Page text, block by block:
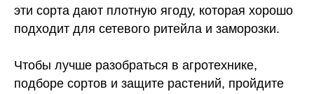
эти сорта дают плотную ягоду, которая хорошо
подходит для сетевого ритейла и заморозки.
Чтобы лучше разобраться в агротехнике,
подборе сортов и защите растений, пройдите